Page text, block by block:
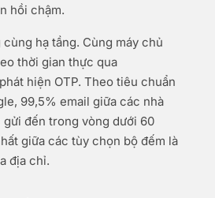
hồi chậm.
cùng hạ tầng. Cùng máy chủ
thời gian thực qua
hiện OTP. Theo tiêu chuẩn
99,5% email giữa các nhà
đến trong vòng dưới 60
giữa các tùy chọn bộ đếm là
địa chỉ.